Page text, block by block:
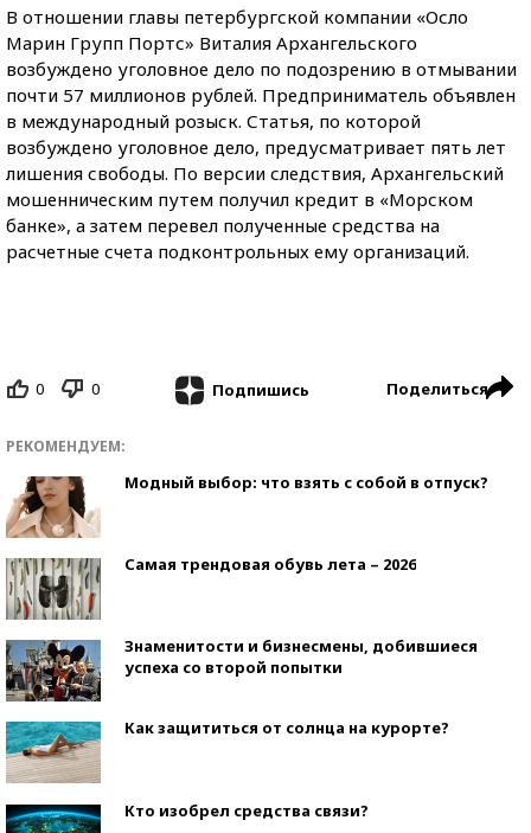
В отношении главы петербургской компании «Осло
Марин Групп Портс» Виталия Архангельского
возбуждено уголовное дело по подозрению в отмывании
почти 57 миллионов рублей. Предприниматель объявлен
в международный розыск. Статья, по которой
возбуждено уголовное дело, предусматривает пять лет
лишения свободы. По версии следствия, Архангельский
мошенническим путем получил кредит в «Морском
банке», а затем перевел полученные средства на
расчетные счета подконтрольных ему организаций.
0 0 Подпишись Поделиться
РЕКОМЕНДУЕМ:
Модный выбор: что взять с собой в отпуск?
Самая трендовая обувь лета – 2026
Знаменитости и бизнесмены, добившиеся
успеха со второй попытки
Как защититься от солнца на курорте?
Кто изобрел средства связи?